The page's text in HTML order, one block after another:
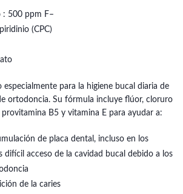
: 500 ppm F–
(CPC)
especialmente para la higiene bucal diaria de
ortodoncia. Su fórmula incluye flúor, cloruro
B5 y vitamina E para ayudar a:
de placa dental, incluso en los
difícil acceso de la cavidad bucal debido a los
de la caries